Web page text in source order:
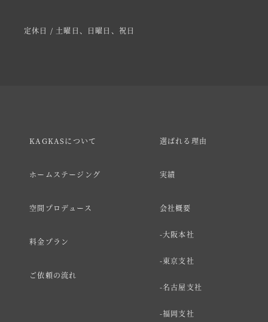
定休日 / 土曜日、日曜日、祝日
KAGKASについて
ホームステージング
空間プロデュース
料金プラン
ご依頼の流れ
選ばれる理由
実績
会社概要
大阪本社
東京支社
名古屋支社
福岡支社